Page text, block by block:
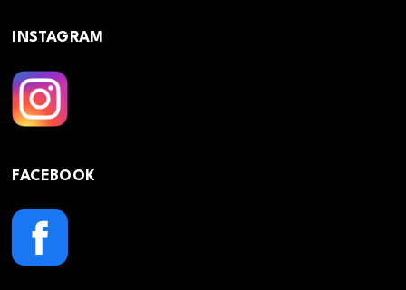
INSTAGRAM
FACEBOOK